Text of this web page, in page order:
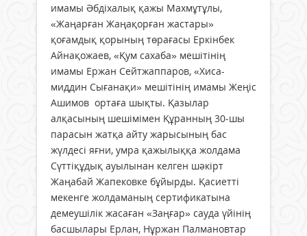
имамы Әбдіхалық қажы Махмұтұлы,
«Жаңарған Жаңақорған жастары»
қоғамдық қорының төрағасы Еркінбек
Айнақожаев, «Қум сахаба» мешітінің
имамы Ержан Сейтжаппаров, «Хиса­
миддин Сығанақи» мешітінің имамы Жеңіс
Ашимов ортаға шықты. Қазылар
алқасының шешімімен Құранның 30-шы
парасын жатқа айту жарысының бас
жүлдесі яғни, умра қажылыққа жолдама
Сүттіқұдық ауылынан келген шәкірт
Жаңабай Жапековке бұйырды. Қасиетті
мекенге жолдаманың сертификатына
демеушілік жасаған «Заңғар» сауда үйінің
басшылары Ерлан, Нұржан Палмановтар